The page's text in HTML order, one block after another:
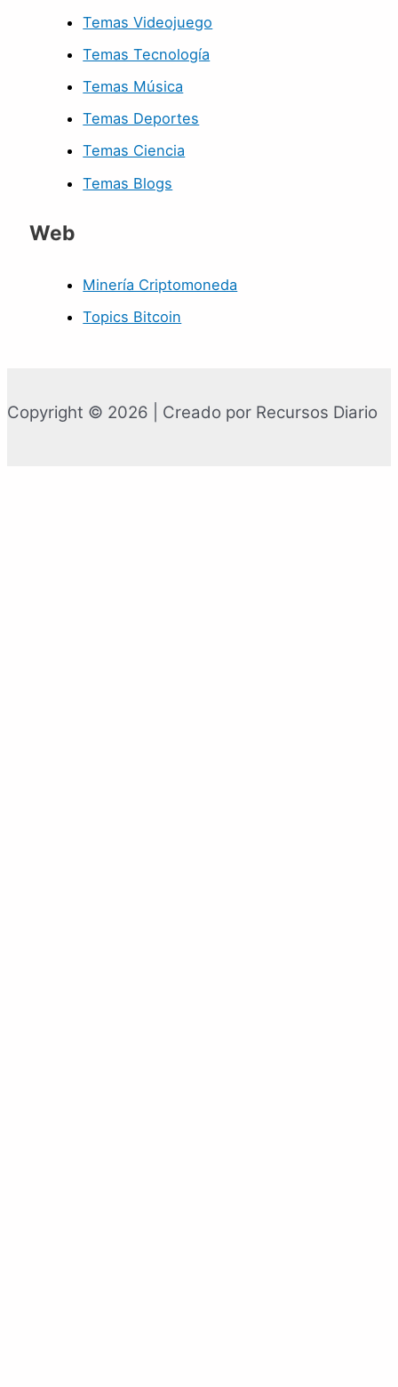
Temas Videojuego
Temas Tecnología
Temas Música
Temas Deportes
Temas Ciencia
Temas Blogs
Web
Minería Criptomoneda
Topics Bitcoin
Copyright © 2026 | Creado por Recursos Diario